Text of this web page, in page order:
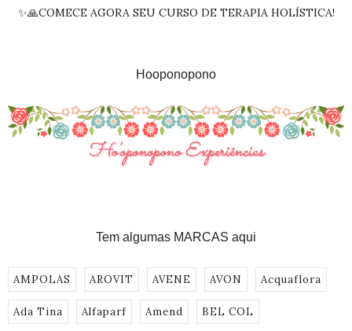
✨🙏COMECE AGORA SEU CURSO DE TERAPIA HOLÍSTICA!
Hooponopono
Tem algumas MARCAS aqui
AMPOLAS AROVIT AVENE AVON Acquaflora
Ada Tina Alfaparf Amend BEL COL